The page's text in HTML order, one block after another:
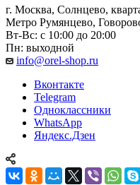
г. Москва, Солнцево,
Метро Румянцево,
Вт-Вс: с 10:00 до 20:00
Пн: выходной
info@orel-shop.ru
Вконтакте
Telegram
Одноклассники
WhatsApp
Яндекс.Дзен